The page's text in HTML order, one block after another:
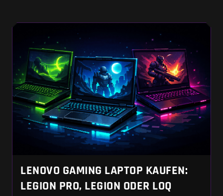
wirklich lohnt.
LENOVO GAMING LAPTOP KAUFEN:
LEGION PRO, LEGION ODER LOQ